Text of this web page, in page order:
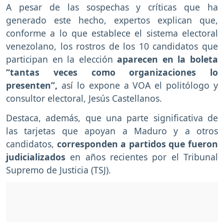
A pesar de las sospechas y críticas que ha
generado este hecho, expertos explican que,
conforme a lo que establece el sistema electoral
venezolano, los rostros de los 10 candidatos que
participan en la elecciónaparecen en la boleta
“tantas veces como organizaciones lo
presenten”, así lo expone a VOA el politólogo y
consultor electoral, Jesús Castellanos.
Destaca, además, que una parte significativa de
las tarjetas que apoyan a Maduro y a otros
candidatos, corresponden a partidos que fueron
judicializados en años recientes por el Tribunal
Supremo de Justicia (TSJ).